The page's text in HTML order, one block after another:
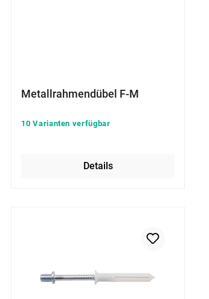
Metallrahmendübel F-M
10 Varianten verfügbar
Details